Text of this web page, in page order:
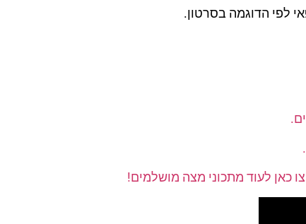
לפי הדוגמה בסרטון.
כאן לעוד מתכוני מצה מושלמים!